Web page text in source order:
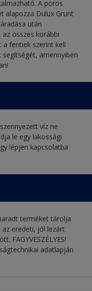
A poros
alapozza Dulux Grunt
után
összes korábbi
fentiek szerint kell
segítségét, amennyiben
víz ne
le egy lakossági
lépjen kapcsolatba
terméket tárolja
eredeti, jól lezárt
FAGYVESZÉLYES!
adatlapján